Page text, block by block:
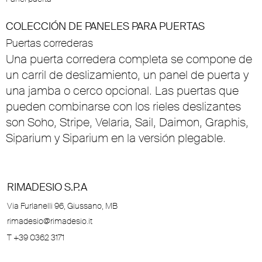
COLECCIÓN DE PANELES PARA PUERTAS
Puertas correderas
Una puerta corredera completa se compone de
un carril de deslizamiento, un panel de puerta y
una jamba o cerco opcional. Las puertas que
pueden combinarse con los rieles deslizantes
son Soho, Stripe, Velaria, Sail, Daimon, Graphis,
Siparium y Siparium en la versión plegable.
RIMADESIO S.P.A
Via Furlanelli 96, Giussano, MB
rimadesio@rimadesio.it
T +39 0362 3171